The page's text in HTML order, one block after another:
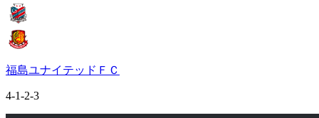
福島ユナイテッドＦＣ
4-1-2-3